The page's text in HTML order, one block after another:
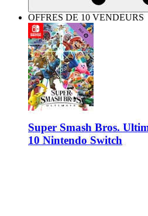
OFFRES DE 10 VENDEURS
Super Smash Bros.
10 Nintendo Switch